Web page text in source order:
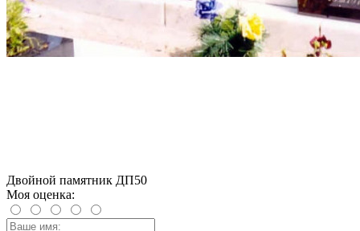
Двойной памятник ДП50
Моя оценка: